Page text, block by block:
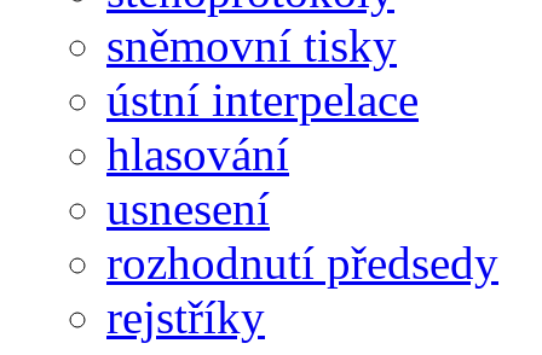
sněmovní tisky
ústní interpelace
hlasování
usnesení
rozhodnutí předsedy
rejstříky